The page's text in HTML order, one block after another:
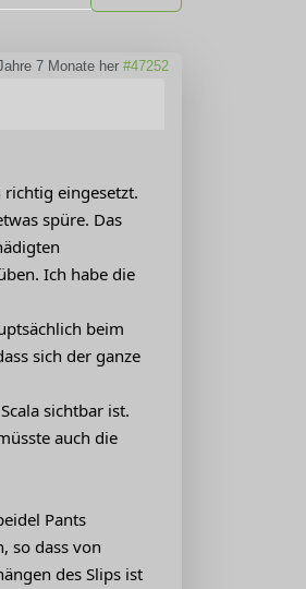
7 Monate her #47252
eingesetzt.
spüre. Das
Ich habe die
beim
sich der ganze
sichtbar ist.
auch die
Pants
so dass von
des Slips ist